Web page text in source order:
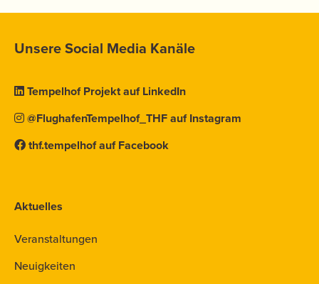
Unsere Social Media Kanäle
Tempelhof Projekt auf LinkedIn
@FlughafenTempelhof_THF auf Instagram
thf.tempelhof auf Facebook
Aktuelles
Veranstaltungen
Neuigkeiten